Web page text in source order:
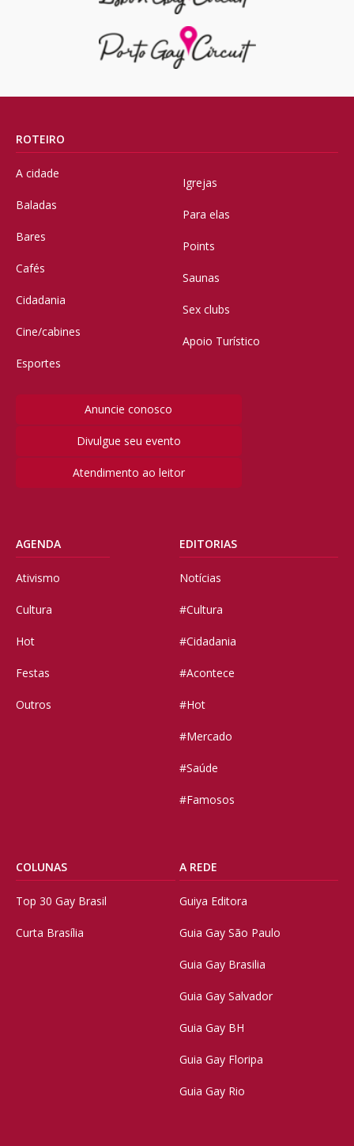
ROTEIRO
A cidade
Baladas
Bares
Cafés
Cidadania
Cine/cabines
Esportes
Igrejas
Para elas
Points
Saunas
Sex clubs
Apoio Turístico
Anuncie conosco
Divulgue seu evento
Atendimento ao leitor
AGENDA
Ativismo
Cultura
Hot
Festas
Outros
EDITORIAS
Notícias
#Cultura
#Cidadania
#Acontece
#Hot
#Mercado
#Saúde
#Famosos
COLUNAS
Top 30 Gay Brasil
Curta Brasília
A REDE
Guiya Editora
Guia Gay São Paulo
Guia Gay Brasilia
Guia Gay Salvador
Guia Gay BH
Guia Gay Floripa
Guia Gay Rio